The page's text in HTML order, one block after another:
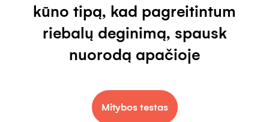
kūno tipą, kad pagreitintum
riebalų deginimą, spausk
nuorodą apačioje
Mitybos testas